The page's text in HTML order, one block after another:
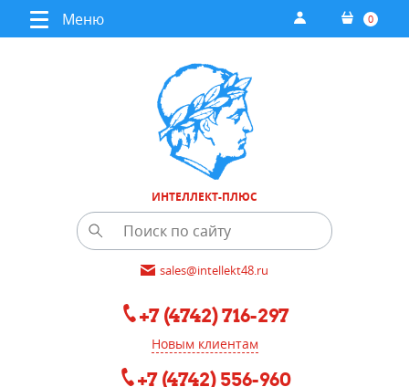
Меню 0
ИНТЕЛЛЕКТ-ПЛЮС
sales@intellekt48.ru
+7 (4742) 716-297
Новым клиентам
+7 (4742) 556-960